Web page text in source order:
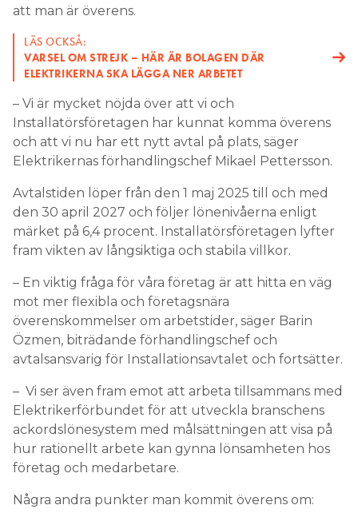
att man är överens.
LÄS OCKSÅ:
VARSEL OM STREJK – HÄR ÄR BOLAGEN DÄR
ELEKTRIKERNA SKA LÄGGA NER ARBETET
– Vi är mycket nöjda över att vi och
Installatörsföretagen har kunnat komma överens
och att vi nu har ett nytt avtal på plats, säger
Elektrikernas förhandlingschef Mikael Pettersson.
Avtalstiden löper från den 1 maj 2025 till och med
den 30 april 2027 och följer lönenivåerna enligt
märket på 6,4 procent. Installatörsföretagen lyfter
fram vikten av långsiktiga och stabila villkor.
– En viktig fråga för våra företag är att hitta en väg
mot mer flexibla och företagsnära
överenskommelser om arbetstider, säger Barin
Özmen, biträdande förhandlingschef och
avtalsansvarig för Installationsavtalet och fortsätter.
– Vi ser även fram emot att arbeta tillsammans med
Elektrikerförbundet för att utveckla branschens
ackordslönesystem med målsättningen att visa på
hur rationellt arbete kan gynna lönsamheten hos
företag och medarbetare.
Några andra punkter man kommit överens om: